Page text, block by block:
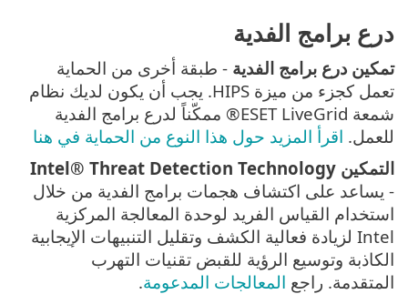
درع برامج الفدية
تمكين درع برامج الفدية - طبقة أخرى من الحماية
تعمل كجزء من ميزة HIPS. يجب أن يكون لديك نظام
شمعة ESET LiveGrid® ممكّناً لدرع برامج الفدية
للعمل. اقرأ المزيد حول هذا النوع من الحماية في هنا
التمكين Intel® Threat Detection Technology
- يساعد على اكتشاف هجمات برامج الفدية من خلال
استخدام القياس الفريد لوحدة المعالجة المركزية
Intel لزيادة فعالية الكشف وتقليل التنبيهات الإيجابية
الكاذبة وتوسيع الرؤية للقبض تقنيات التهرب
المتقدمة. راجع المعالجات المدعومة.